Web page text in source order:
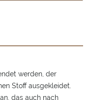
werden, der
Stoff ausgekleidet.
das auch nach